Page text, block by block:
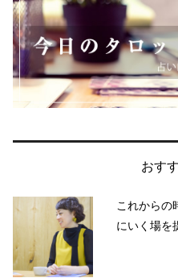
おす
これからの
にいく場を